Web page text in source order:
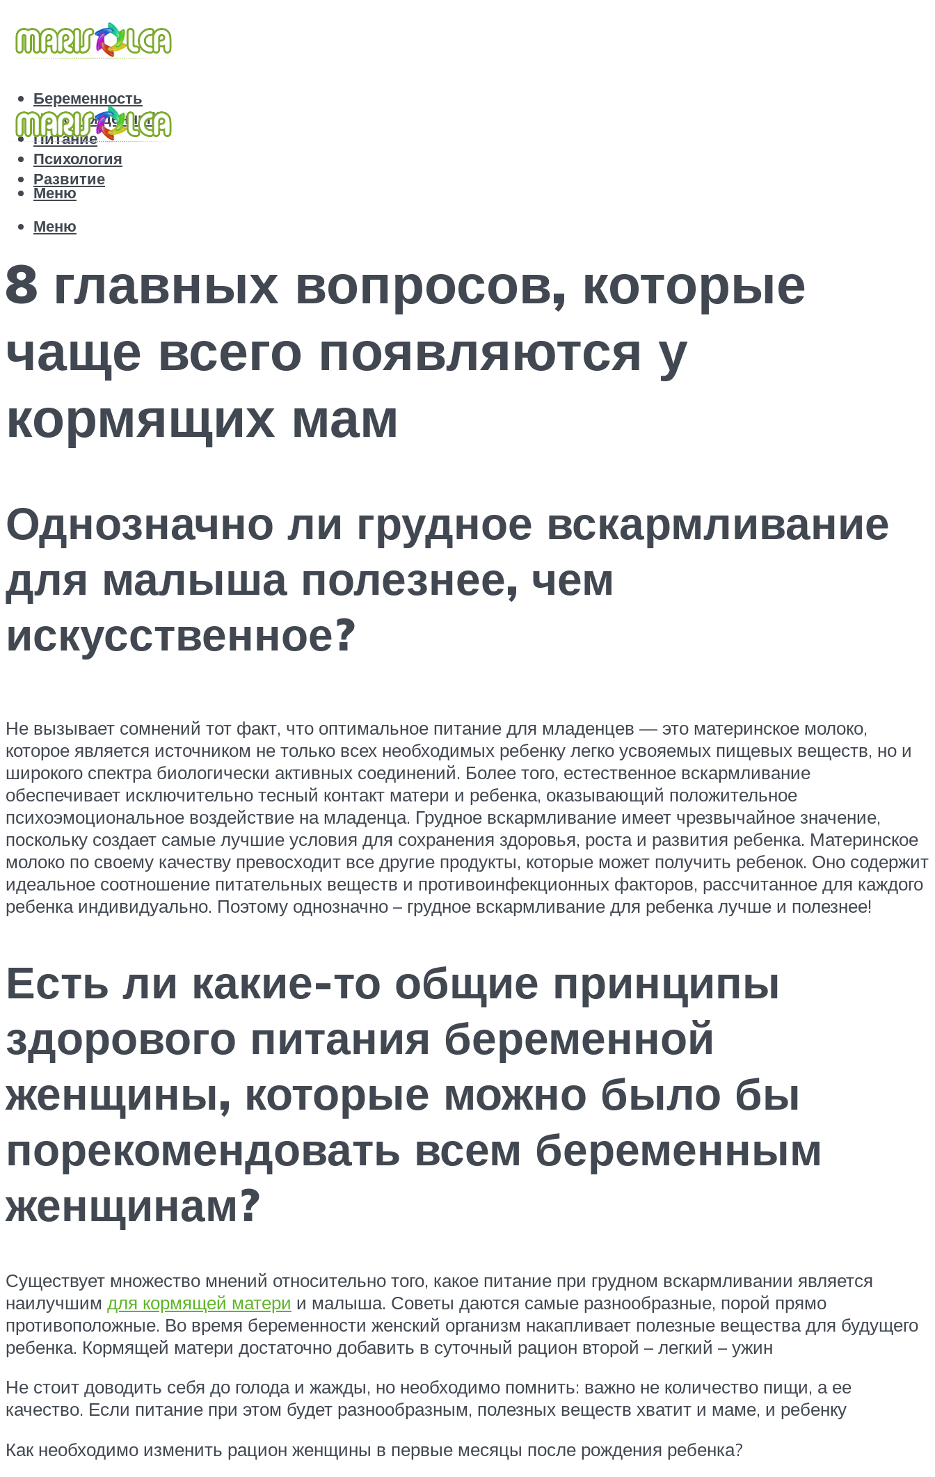
Беременность
Новорожденный
Питание
Психология
Развитие
Меню
Меню
8 главных вопросов, которые
чаще всего появляются у
кормящих мам
Однозначно ли грудное вскармливание
для малыша полезнее, чем
искусственное?
Не вызывает сомнений тот факт, что оптимальное питание для младенцев — это материнское молоко,
которое является источником не только всех необходимых ребенку легко усвояемых пищевых веществ, но и
широкого спектра биологически активных соединений. Более того, естественное вскармливание
обеспечивает исключительно тесный контакт матери и ребенка, оказывающий положительное
психоэмоциональное воздействие на младенца. Грудное вскармливание имеет чрезвычайное значение,
поскольку создает самые лучшие условия для сохранения здоровья, роста и развития ребенка. Материнское
молоко по своему качеству превосходит все другие продукты, которые может получить ребенок. Оно содержит
идеальное соотношение питательных веществ и противоинфекционных факторов, рассчитанное для каждого
ребенка индивидуально. Поэтому однозначно – грудное вскармливание для ребенка лучше и полезнее!
Есть ли какие-то общие принципы
здорового питания беременной
женщины, которые можно было бы
порекомендовать всем беременным
женщинам?
Существует множество мнений относительно того, какое питание при грудном вскармливании является
наилучшим для кормящей матери и малыша. Советы даются самые разнообразные, порой прямо
противоположные. Во время беременности женский организм накапливает полезные вещества для будущего
ребенка. Кормящей матери достаточно добавить в суточный рацион второй – легкий – ужин
Не стоит доводить себя до голода и жажды, но необходимо помнить: важно не количество пищи, а ее
качество. Если питание при этом будет разнообразным, полезных веществ хватит и маме, и ребенку
Как необходимо изменить рацион женщины в первые месяцы после рождения ребенка?